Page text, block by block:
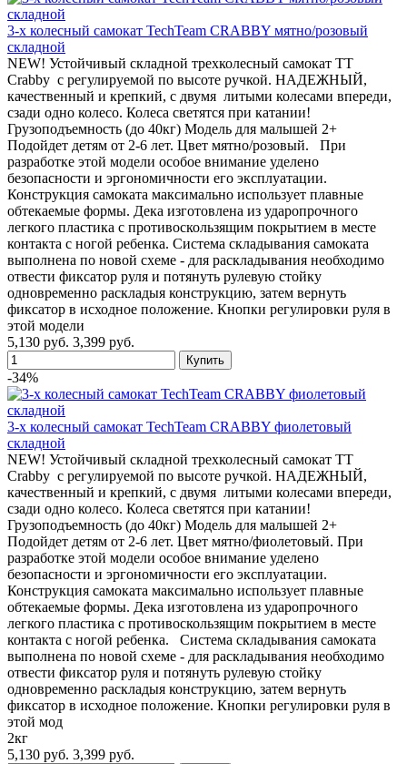
3-х колесный самокат TechTeam CRABBY мятно/розовый
складной
NEW! Устойчивый складной трехколесный самокат TT
Crabby с регулируемой по высоте ручкой. НАДЕЖНЫЙ,
качественный и крепкий, с двумя литыми колесами впереди,
сзади одно колесо. Колеса светятся при катании!
Грузоподъемность (до 40кг) Модель для малышей 2+
Подойдет детям от 2-6 лет. Цвет мятно/розовый. При
разработке этой модели особое внимание уделено
безопасности и эргономичности его эксплуатации.
Конструкция самоката максимально использует плавные
обтекаемые формы. Дека изготовлена из ударопрочного
легкого пластика с противоскользящим покрытием в месте
контакта с ногой ребенка. Система складывания самоката
выполнена по новой схеме - для раскладывания необходимо
отвести фиксатор руля и потянуть рулевую стойку
одновременно раскладыя конструкцию, затем вернуть
фиксатор в исходное положение. Кнопки регулировки руля в
этой модели
5,130 руб. 3,399 руб.
-34%
3-х колесный самокат TechTeam CRABBY фиолетовый
складной
NEW! Устойчивый складной трехколесный самокат TT
Crabby с регулируемой по высоте ручкой. НАДЕЖНЫЙ,
качественный и крепкий, с двумя литыми колесами впереди,
сзади одно колесо. Колеса светятся при катании!
Грузоподъемность (до 40кг) Модель для малышей 2+
Подойдет детям от 2-6 лет. Цвет мятно/фиолетовый. При
разработке этой модели особое внимание уделено
безопасности и эргономичности его эксплуатации.
Конструкция самоката максимально использует плавные
обтекаемые формы. Дека изготовлена из ударопрочного
легкого пластика с противоскользящим покрытием в месте
контакта с ногой ребенка. Система складывания самоката
выполнена по новой схеме - для раскладывания необходимо
отвести фиксатор руля и потянуть рулевую стойку
одновременно раскладыя конструкцию, затем вернуть
фиксатор в исходное положение. Кнопки регулировки руля в
этой мод
2кг
5,130 руб. 3,399 руб.